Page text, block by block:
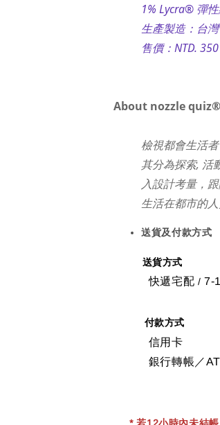
1% Lycra® 彈
生產製造：台灣
售價：NTD. 350
About nozzle quiz®
檢視都會生活
其分為探索, 活
入設計考量，
生活在都市的
送貨及付款方式
送貨方式
快遞宅配 / 7-
付款方式
信用卡
銀行轉帳／
* 若12小時內未結帳